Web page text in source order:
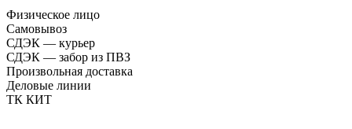
Физическое лицо
Самовывоз
СДЭК — курьер
СДЭК — забор из ПВЗ
Произвольная доставка
Деловые линии
ТК КИТ